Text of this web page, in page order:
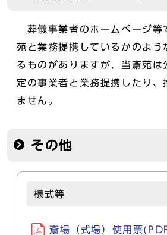
葬儀事業者のホームページ等
苑と業務提携しているかのよう
るものがありますが、当斎苑は
定の事業者と業務提携したり、
ません。
その他
様式等
斎場（式場）使用票